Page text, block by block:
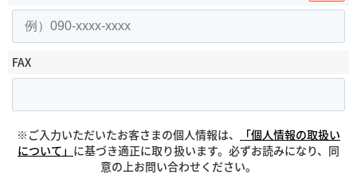
FAX
※ご入力いただいたお客さまの個人情報は、
「個人情報の取扱い
について」 に基づき適正に取り扱います。必ずお読みになり、同
意の上お問い合わせください。